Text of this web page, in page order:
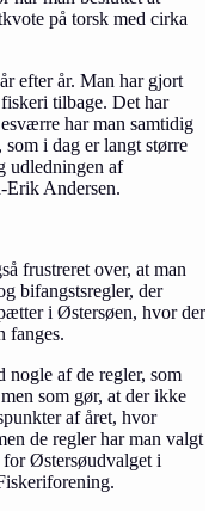
på torsk med cirka
efter år. Man har gjort
tilbage. Det har
har man samtidig
i dag er langt større
udledningen af
Erik Andersen.
frustreret over, at man
bifangstsregler, der
i Østersøen, hvor der
fanges.
nogle af de regler, som
som gør, at der ikke
af året, hvor
de regler har man valgt
Østersøudvalget i